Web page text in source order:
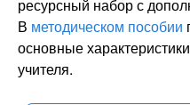
ресурсный набор с
В методическом пособии
основные
учителя.